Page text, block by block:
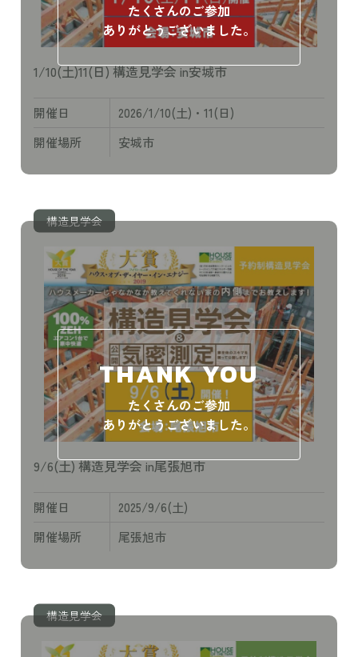
たくさんのご参加
ありがとうございました。
1/10(土)11(日) 構造見学会 in安城市
開催日
2026/1/10(土)・11(日)
開催場所
安城市
THANK YOU
たくさんのご参加
ありがとうございました。
構造見学会
9/6(土) 構造見学会 in尾張旭市
開催日
2025/9/6(土)
開催場所
尾張旭市
構造見学会